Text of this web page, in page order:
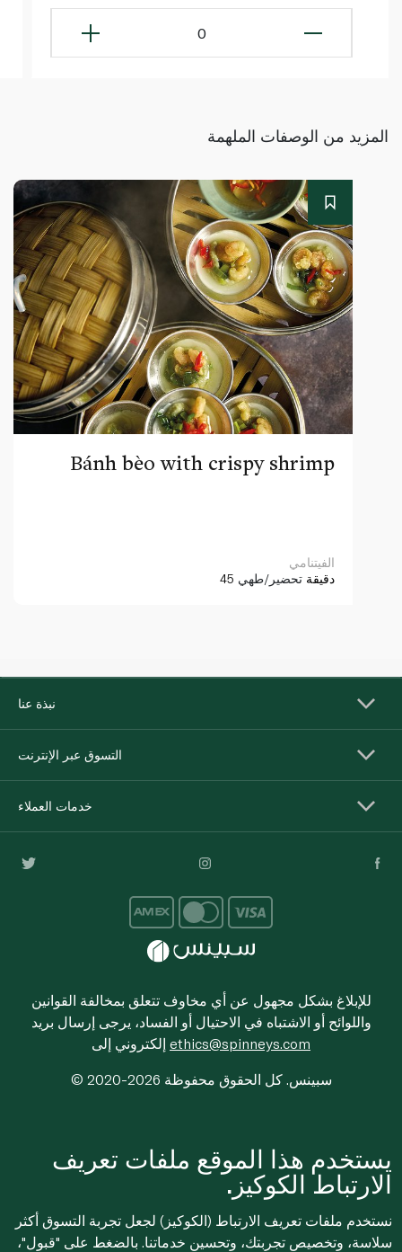
0
المزيد من الوصفات الملهمة
Bánh bèo with crispy shrimp
الفيتنامي
45 دقيقة تحضير/طهي
نبذة عنا
التسوق عبر الإنترنت
خدمات العملاء
للإبلاغ بشكل مجهول عن أي مخاوف تتعلق بمخالفة القوانين
واللوائح أو الاشتباه في الاحتيال أو الفساد، يرجى إرسال بريد
ethics@spinneys.com
© 2020-2026 سبينس. كل الحقوق محفوظة
يستخدم هذا الموقع ملفات تعريف
الارتباط الكوكيز.
نستخدم ملفات تعريف الارتباط (الكوكيز) لجعل تجربة التسوق أكثر
سلاسة، وتخصيص تجربتك، وتحسين خدماتنا. بالضغط على "قبول"،